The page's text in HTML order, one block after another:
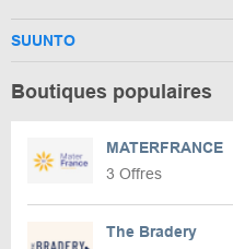
SUUNTO
Boutiques populaires
MATERFRANCE
3 Offres
The Bradery